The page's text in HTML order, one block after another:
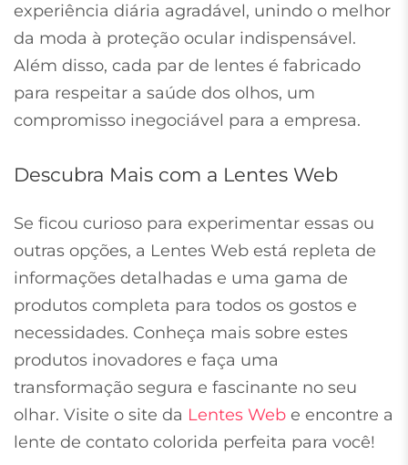
experiência diária agradável, unindo o melhor
da moda à proteção ocular indispensável.
Além disso, cada par de lentes é fabricado
para respeitar a saúde dos olhos, um
compromisso inegociável para a empresa.
Descubra Mais com a Lentes Web
Se ficou curioso para experimentar essas ou
outras opções, a Lentes Web está repleta de
informações detalhadas e uma gama de
produtos completa para todos os gostos e
necessidades. Conheça mais sobre estes
produtos inovadores e faça uma
transformação segura e fascinante no seu
olhar. Visite o site da Lentes Web e encontre a
lente de contato colorida perfeita para você!